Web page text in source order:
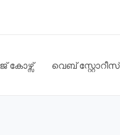
കോഴ്സ് വെബ് സ്റ്റോറീസ്